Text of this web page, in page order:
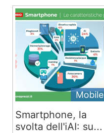
Mobile
Smartphone, la
svolta dell'iAI: su...